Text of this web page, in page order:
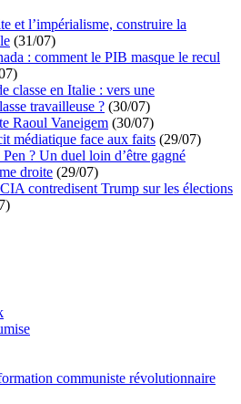
et l’impérialisme, construire la
(31/07)
: comment le PIB masque le recul
classe en Italie : vers une
travailleuse ? (30/07)
Raoul Vaneigem (30/07)
médiatique face aux faits (29/07)
? Un duel loin d’être gagné
droite (29/07)
contredisent Trump sur les élections
communiste révolutionnaire